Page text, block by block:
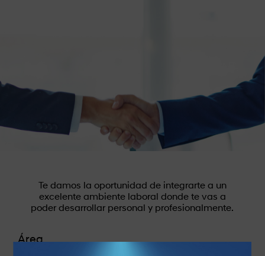
Te damos la oportunidad de integrarte a un
excelente ambiente laboral donde te vas a
poder desarrollar personal y profesionalmente.
Área